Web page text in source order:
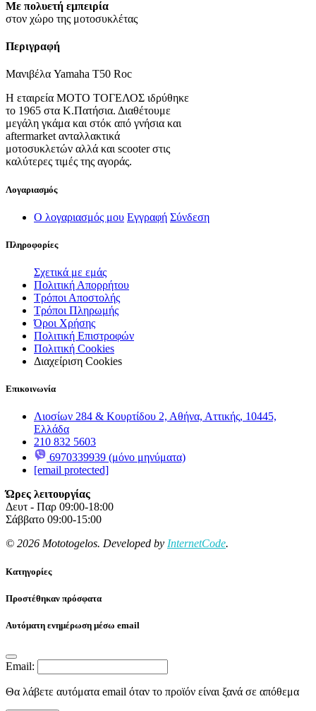
Με πολυετή εμπειρία
στον χώρο της μοτοσυκλέτας
Περιγραφή
Μανιβέλα Yamaha T50 Roc
Η εταιρεία ΜΟΤΟ ΤΟΓΕΛΟΣ ιδρύθηκε
το 1965 στα Κ.Πατήσια. Διαθέτουμε
μεγάλη γκάμα και στόκ από γνήσια και
aftermarket ανταλλακτικά
μοτοσυκλετών αλλά και scooter στις
καλύτερες τιμές της αγοράς.
Λογαριασμός
Ο λογαριασμός μου Εγγραφή Σύνδεση
Πληροφορίες
Σχετικά με εμάς
Πολιτική Απορρήτου
Τρόποι Αποστολής
Τρόποι Πληρωμής
Όροι Χρήσης
Πολιτική Επιστροφών
Πολιτική Cookies
Διαχείριση Cookies
Επικοινωνία
Λιοσίων 284 & Κουρτίδου 2, Αθήνα, Αττικής, 10445,
Ελλάδα
210 832 5603
6970339939 (μόνο μηνύματα)
[email protected]
Ώρες λειτουργίας
Δευτ - Παρ 09:00-18:00
Σάββατο 09:00-15:00
© 2026 Mototogelos. Developed by InternetCode.
Κατηγορίες
Προστέθηκαν πρόσφατα
Αυτόματη ενημέρωση μέσω email
Email:
Θα λάβετε αυτόματα email όταν το προϊόν είναι ξανά σε απόθεμα